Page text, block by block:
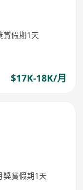
賞假期1天
$17K-18K/月
獎賞假期1天